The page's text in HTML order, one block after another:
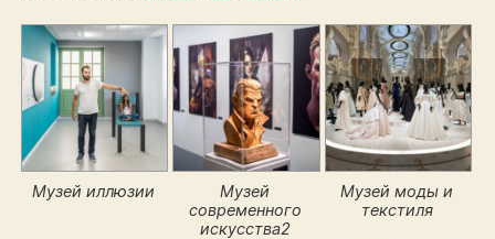
Музей иллюзии
Музей
современного
искусства2
Музей моды и
текстиля